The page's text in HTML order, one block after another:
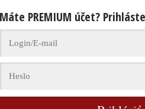
Máte PREMIUM účet?